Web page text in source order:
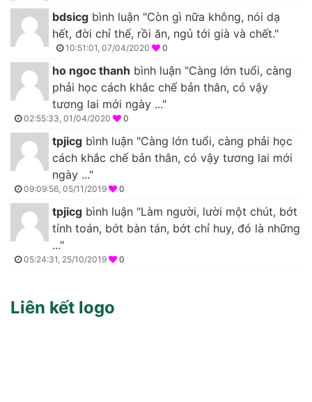
bdsicg bình luận "Còn gì nữa không, nói dạ
hết, đời chỉ thế, rồi ăn, ngủ tới già và chết."
10:51:01, 07/04/2020 0
ho ngoc thanh bình luận "Càng lớn tuổi, càng
phải học cách khắc chế bản thân, có vậy
tương lai mới ngày ..."
02:55:33, 01/04/2020 0
tpjicg bình luận "Càng lớn tuổi, càng phải học
cách khắc chế bản thân, có vậy tương lai mới
ngày ..."
09:09:56, 05/11/2019 0
tpjicg bình luận "Làm người, lười một chút, bớt
tính toán, bớt bàn tán, bớt chỉ huy, đó là những
..."
05:24:31, 25/10/2019 0
Liên kết logo